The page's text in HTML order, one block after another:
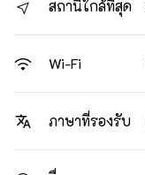
สถานีใกล้ที่สุด
Wi-Fi
ภาษาที่รองรับ